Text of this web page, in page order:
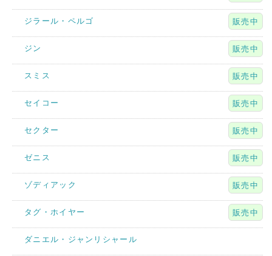
ジラール・ペルゴ 販売中
ジン 販売中
スミス 販売中
セイコー 販売中
セクター 販売中
ゼニス 販売中
ゾディアック 販売中
タグ・ホイヤー 販売中
ダニエル・ジャンリシャール